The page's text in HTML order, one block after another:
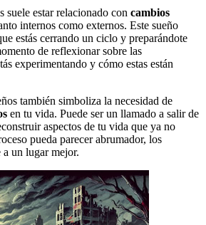
suele estar relacionado con cambios
internos como externos. Este sueño
estás cerrando un ciclo y preparándote
de reflexionar sobre las
experimentando y cómo estas están
también simboliza la necesidad de
en tu vida. Puede ser un llamado a salir de
aspectos de tu vida que ya no
pueda parecer abrumador, los
un lugar mejor.